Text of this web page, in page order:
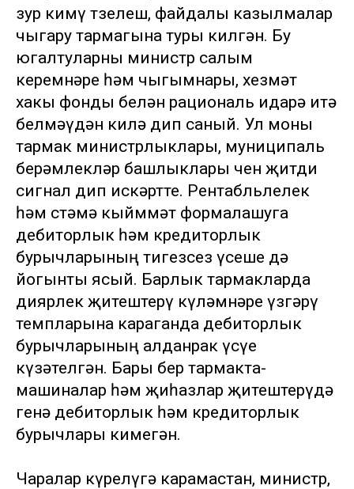
зур кимү төзелеш, файдалы казылмалар
чыгару тармагына туры килгән. Бу
югалтуларны министр салым
керемнәре һәм чыгымнары, хезмәт
хакы фонды белән рациональ идарә итә
белмәүдән килә дип саный. Ул моны
тармак министрлыклары, муниципаль
берәмлекләр башлыклары өчен җитди
сигнал дип искәртте. Рентабльлелек
һәм өстәмә кыйммәт формалашуга
дебиторлык һәм кредиторлык
бурычларының тигезсез үсеше дә
йогынты ясый. Барлык тармакларда
диярлек җитештерү күләмнәре үзгәрү
темпларына караганда дебиторлык
бурычларының алданрак үсүе
күзәтелгән. Бары бер тармакта-
машиналар һәм җиһазлар җитештерүдә
генә дебиторлык һәм кредиторлык
бурычлары кимегән.
Чаралар күрелүгә карамастан, министр,